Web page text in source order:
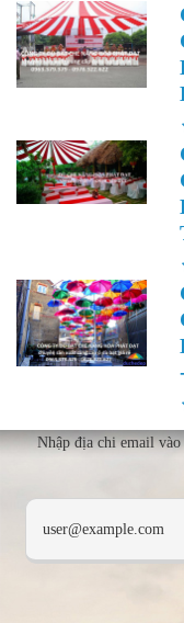
Nhập địa chi email